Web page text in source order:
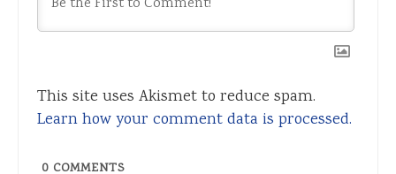
This site uses Akismet to reduce spam.
Learn how your comment data is processed.
0 COMMENTS